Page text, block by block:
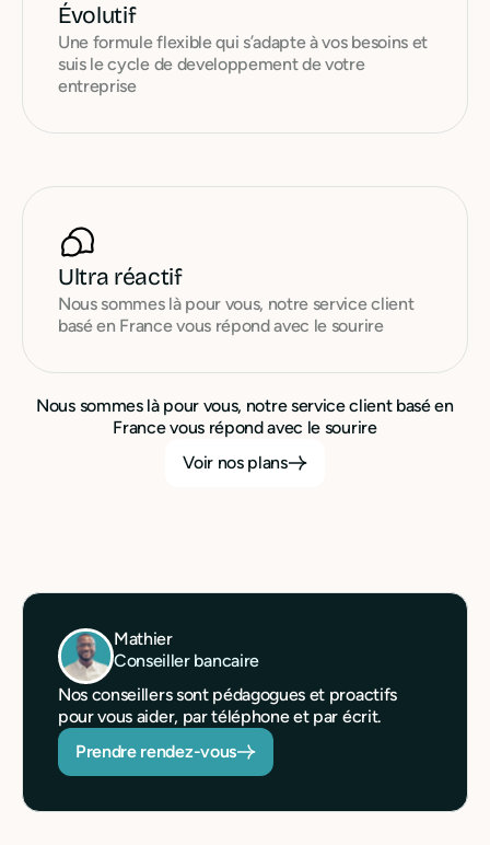
Évolutif
Une formule flexible qui s’adapte à vos besoins et
suis le cycle de developpement de votre
entreprise
Ultra réactif
Nous sommes là pour vous, notre service client
basé en France vous répond avec le sourire
Nous sommes là pour vous, notre service client basé en
France vous répond avec le sourire
Voir nos plans
Mathier
Conseiller bancaire
Nos conseillers sont pédagogues et proactifs
pour vous aider, par téléphone et par écrit.
Prendre rendez-vous